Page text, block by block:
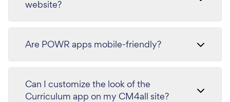
website?
Are POWR apps mobile-friendly?
Can I customize the look of the
Curriculum app on my CM4all site?